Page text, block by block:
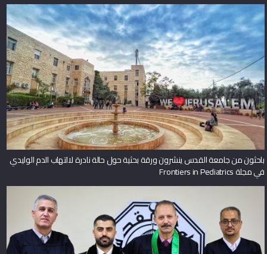
باحثون من جامعة القدس ينشرون ورقة بحثية حول حالة نادرة لالتهاب الدم الوليدي
في مجلة Frontiers in Pediatrics